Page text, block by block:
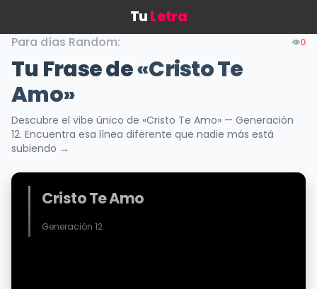
TuLetra
Para días Random: 👁️0
Tu Frase de«Cristo Te
Amo»
Descubre el vibe único de «Cristo Te Amo» — Generación
12. Encuentra esa línea diferente que nadie más está
subiendo →
Cristo Te Amo
Generación 12